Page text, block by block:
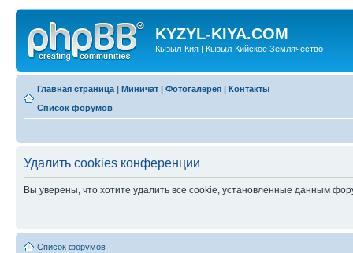
KYZYL-KIYA.COM
Кызыл-Кия | Кызыл-Кийское Землячество
Главная страница | Миничат | Фотогалерея | Контакты
Список форумов
Удалить cookies конференции
Вы уверены, что хотите удалить все cookie, установленные данным
Список форумов